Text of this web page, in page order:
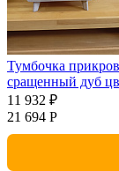
Тумбочка
сращенный дуб
11 932 ₽
21 694 Р